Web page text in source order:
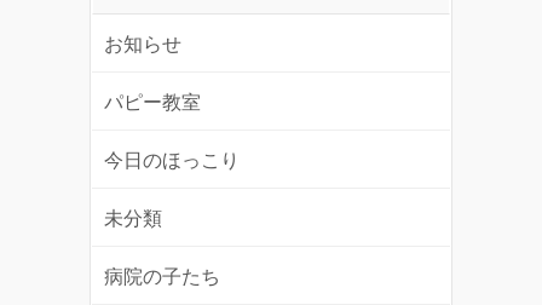
お知らせ
パピー教室
今日のほっこり
未分類
病院の子たち